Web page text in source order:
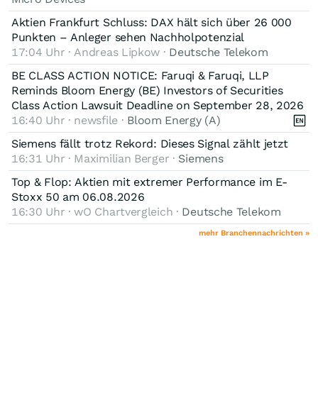
Aktien Frankfurt Schluss: DAX hält sich über 26 000
Punkten – Anleger sehen Nachholpotenzial
17:04 Uhr · Andreas Lipkow · Deutsche Telekom
BE CLASS ACTION NOTICE: Faruqi & Faruqi, LLP
Reminds Bloom Energy (BE) Investors of Securities
Class Action Lawsuit Deadline on September 28, 2026
16:40 Uhr · newsfile · Bloom Energy (A)
Siemens fällt trotz Rekord: Dieses Signal zählt jetzt
16:31 Uhr · Maximilian Berger · Siemens
Top & Flop: Aktien mit extremer Performance im E-
Stoxx 50 am 06.08.2026
16:30 Uhr · wO Chartvergleich · Deutsche Telekom
mehr Branchennachrichten »